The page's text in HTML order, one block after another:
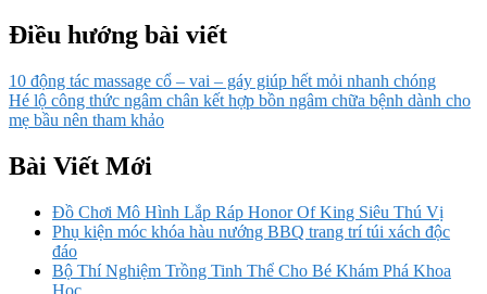
Điều hướng bài viết
10 động tác massage cổ – vai – gáy giúp hết mỏi nhanh chóng
Hé lộ công thức ngâm chân kết hợp bồn ngâm chữa bệnh dành cho
mẹ bầu nên tham khảo
Bài Viết Mới
Đồ Chơi Mô Hình Lắp Ráp Honor Of King Siêu Thú Vị
Phụ kiện móc khóa hàu nướng BBQ trang trí túi xách độc
đáo
Bộ Thí Nghiệm Trồng Tinh Thể Cho Bé Khám Phá Khoa
Học